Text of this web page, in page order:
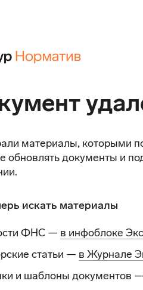
материалы, которыми
обновлять документы и
искать материалы
ФНС — в инфоблоке
статьи — в Журнале
и шаблоны документов —